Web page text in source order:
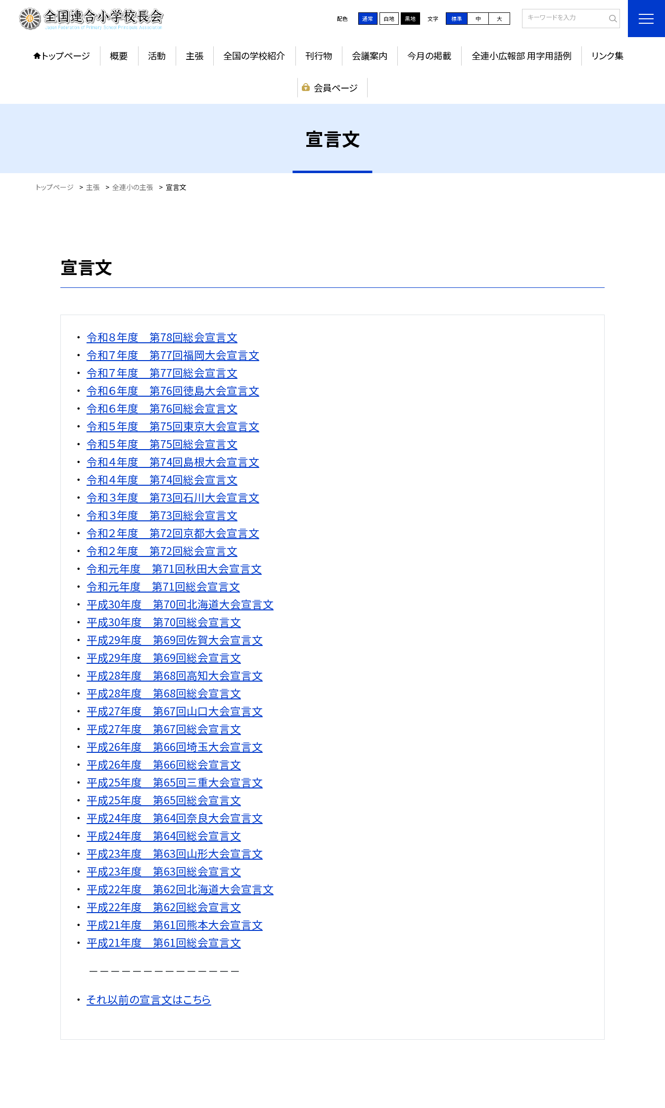
配色 通常 白地 黒地 文字 標準 中 大
トップページ 概要 活動 主張 全国の学校紹介 刊行物 会議案内 今月の掲載 全連小広報部 用字用語例 リンク集
会員ページ
宣言文
トップページ > 主張 > 全連小の主張 > 宣言文
宣言文
令和８年度 第78回総会宣言文
令和７年度 第77回福岡大会宣言文
令和７年度 第77回総会宣言文
令和６年度 第76回徳島大会宣言文
令和６年度 第76回総会宣言文
令和５年度 第75回東京大会宣言文
令和５年度 第75回総会宣言文
令和４年度 第74回島根大会宣言文
令和４年度 第74回総会宣言文
令和３年度 第73回石川大会宣言文
令和３年度 第73回総会宣言文
令和２年度 第72回京都大会宣言文
令和２年度 第72回総会宣言文
令和元年度 第71回秋田大会宣言文
令和元年度 第71回総会宣言文
平成30年度 第70回北海道大会宣言文
平成30年度 第70回総会宣言文
平成29年度 第69回佐賀大会宣言文
平成29年度 第69回総会宣言文
平成28年度 第68回高知大会宣言文
平成28年度 第68回総会宣言文
平成27年度 第67回山口大会宣言文
平成27年度 第67回総会宣言文
平成26年度 第66回埼玉大会宣言文
平成26年度 第66回総会宣言文
平成25年度 第65回三重大会宣言文
平成25年度 第65回総会宣言文
平成24年度 第64回奈良大会宣言文
平成24年度 第64回総会宣言文
平成23年度 第63回山形大会宣言文
平成23年度 第63回総会宣言文
平成22年度 第62回北海道大会宣言文
平成22年度 第62回総会宣言文
平成21年度 第61回熊本大会宣言文
平成21年度 第61回総会宣言文
－－－－－－－－－－－－－－
それ以前の宣言文はこちら